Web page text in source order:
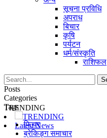
सूचना प्रविधि
अपराध
बिचार
कृषि
पर्यटन
धर्म/संस्कृति
राशिफल
Posts
Categories
Tags
TRENDING
Latest News
TRENDING
फिचर
ब्रेकिङ्ग समाचार